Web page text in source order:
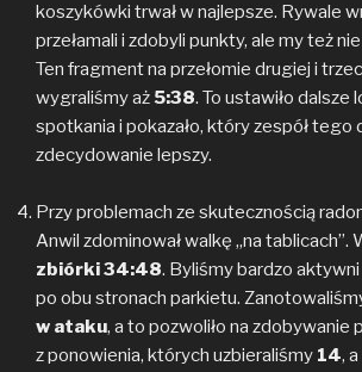
koszykówki trwał w najlepsze. Rywale
przełamali i zdobyli punkty, ale my też
Ten fragment na przełomie drugiej i
wygraliśmy aż5:38. To ustawiło dalsze
spotkania i pokazało, który zespół tego
zdecydowanie lepszy.
Przy problemach ze skutecznością
Anwil zdominował walkę „na tablicach”.
zbiórki34:48. Byliśmy bardzo aktywni
po obu stronach parkietu.
w ataku, a to pozwoliło na zdobywanie
z ponowienia, których uzbieraliśmy 14,